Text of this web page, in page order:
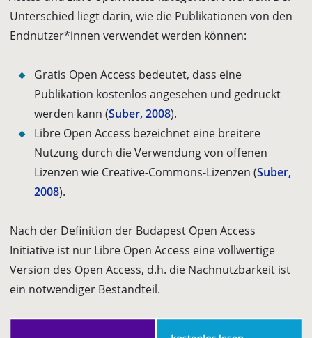
Unterschied liegt darin, wie die Publikationen von den
Endnutzer*innen verwendet werden können:
Gratis Open Access bedeutet, dass eine
Publikation kostenlos angesehen und gedruckt
werden kann (Suber, 2008).
Libre Open Access bezeichnet eine breitere
Nutzung durch die Verwendung von offenen
Lizenzen wie Creative-Commons-Lizenzen (Suber,
2008).
Nach der Definition der Budapest Open Access
Initiative ist nur Libre Open Access eine vollwertige
Version des Open Access, d.h. die Nachnutzbarkeit ist
ein notwendiger Bestandteil.